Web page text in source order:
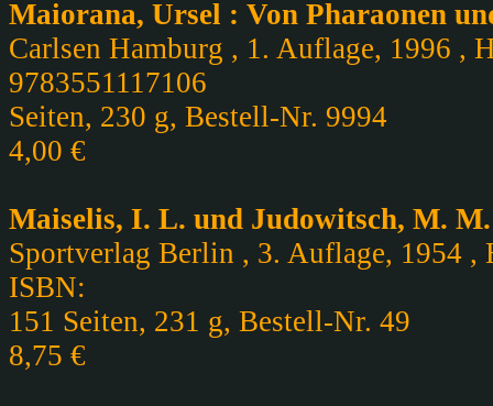
Maiorana, Ursel : Von Pharaonen
Carlsen Hamburg , 1. Auflage, 1996 ,
9783551117106
Seiten, 230 g, Bestell-Nr. 9994
4,00 €
Maiselis, I. L. und Judowitsch, M.
Sportverlag Berlin , 3. Auflage, 1954
ISBN:
151 Seiten, 231 g, Bestell-Nr. 49
8,75 €